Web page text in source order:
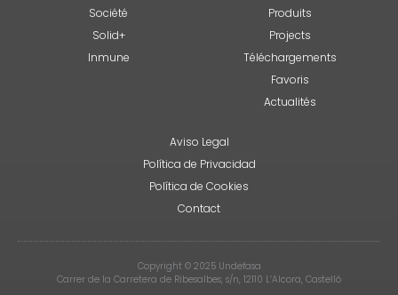
Société
Solid+
Inmune
Produits
Projects
Téléchargements
Favoris
Actualités
Aviso Legal
Política de Privacidad
Política de Cookies
Contact
Copyright © 2025 Undefasa
Carrer de la Carretera de Ribesalbes, s/n, 12110 L’Alcora, Castelló